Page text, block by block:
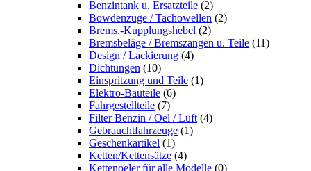
Benzintank u. Ersatzteile (2)
Bowdenzüge / Tachowellen (2)
Brems.-Kupplungshebel (2)
Bremsbeläge / Bremszangen u. Teile (11)
Design / Lackierung (4)
Dichtungen (10)
Einspritzung und Teile (1)
Elektro-Bauteile (6)
Fahrgestellteile (7)
Filter Benzin / Oel / Luft (4)
Gebrauchtfahrzeuge (1)
Geschenkartikel (1)
Ketten/Kettensätze (4)
Kettenoeler für alle Modelle (0)